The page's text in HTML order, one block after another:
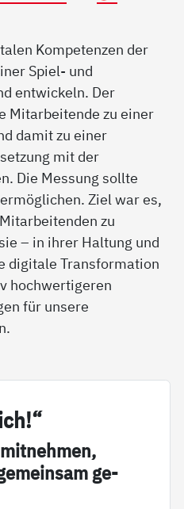
Kompetenzen der
Spiel- und
entwickeln. Der
Mitarbeitende zu einer
damit zu einer
mit der
Die Messung sollte
Ziel war es,
zu
– in ihrer Haltung und
digitale Transformation
hochwertigeren
für unsere
ge­